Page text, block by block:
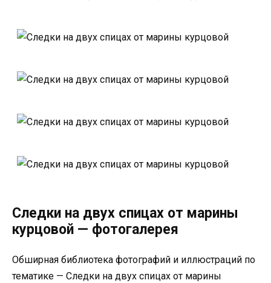
Следки на двух спицах от марины
курцовой — фотогалерея
Обширная библиотека фотографий и иллюстраций по
тематике — Следки на двух спицах от марины